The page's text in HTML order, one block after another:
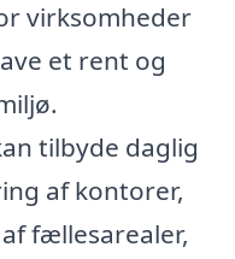
virksomheder
et rent og
tilbyde daglig
af kontorer,
fællesarealer,